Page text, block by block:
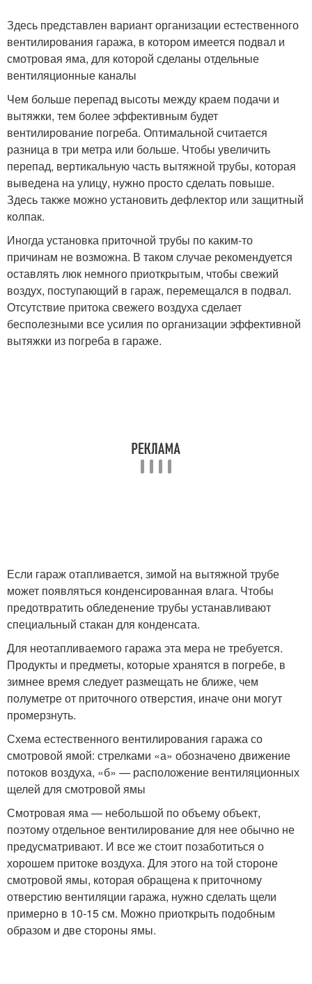
Здесь представлен вариант организации естественного
вентилирования гаража, в котором имеется подвал и
смотровая яма, для которой сделаны отдельные
вентиляционные каналы
Чем больше перепад высоты между краем подачи и
вытяжки, тем более эффективным будет
вентилирование погреба. Оптимальной считается
разница в три метра или больше. Чтобы увеличить
перепад, вертикальную часть вытяжной трубы, которая
выведена на улицу, нужно просто сделать повыше.
Здесь также можно установить дефлектор или защитный
колпак.
Иногда установка приточной трубы по каким-то
причинам не возможна. В таком случае рекомендуется
оставлять люк немного приоткрытым, чтобы свежий
воздух, поступающий в гараж, перемещался в подвал.
Отсутствие притока свежего воздуха сделает
бесполезными все усилия по организации эффективной
вытяжки из погреба в гараже.
Если гараж отапливается, зимой на вытяжной трубе
может появляться конденсированная влага. Чтобы
предотвратить обледенение трубы устанавливают
специальный стакан для конденсата.
Для неотапливаемого гаража эта мера не требуется.
Продукты и предметы, которые хранятся в погребе, в
зимнее время следует размещать не ближе, чем
полуметре от приточного отверстия, иначе они могут
промерзнуть.
Схема естественного вентилирования гаража со
смотровой ямой: стрелками «а» обозначено движение
потоков воздуха, «б» — расположение вентиляционных
щелей для смотровой ямы
Смотровая яма — небольшой по объему объект,
поэтому отдельное вентилирование для нее обычно не
предусматривают. И все же стоит позаботиться о
хорошем притоке воздуха. Для этого на той стороне
смотровой ямы, которая обращена к приточному
отверстию вентиляции гаража, нужно сделать щели
примерно в 10-15 см. Можно приоткрыть подобным
образом и две стороны ямы.